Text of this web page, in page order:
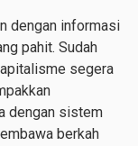
dengan informasi
pahit. Sudah
segera
dengan sistem
berkah